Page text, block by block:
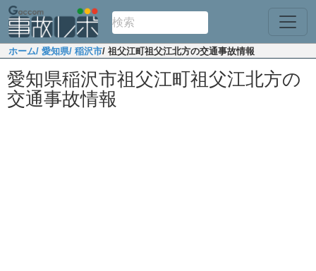
ホーム/ 愛知県/ 稲沢市/ 祖父江町祖父江北方の交通事故情報
愛知県稲沢市祖父江町祖父江北方の
交通事故情報